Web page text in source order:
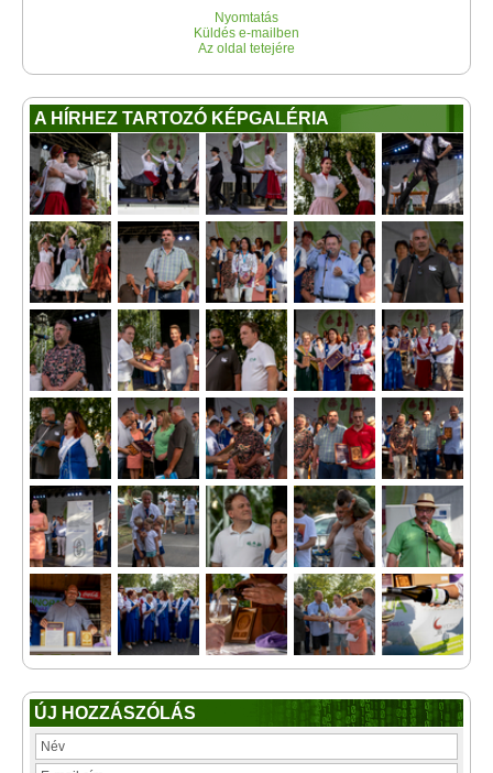
Nyomtatás
Küldés e-mailben
Az oldal tetejére
A HÍRHEZ TARTOZÓ KÉPGALÉRIA
ÚJ HOZZÁSZÓLÁS